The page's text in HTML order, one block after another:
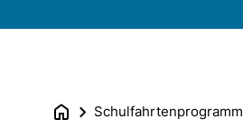
Schulfahrtenprogramm